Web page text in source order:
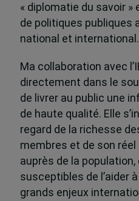
« diplomatie du savoir
de politiques publiques
national et international.
Ma collaboration avec
directement dans le
de livrer au public une
de haute qualité. Elle
regard de la richesse
membres et de son
auprès de la
susceptibles de l’aider
grands enjeux